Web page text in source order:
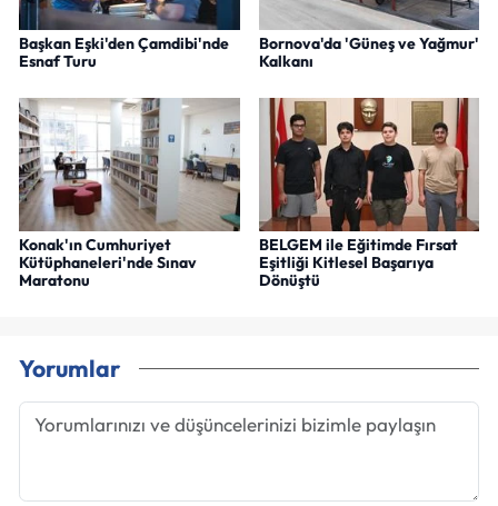
Başkan Eşki'den Çamdibi'nde
Esnaf Turu
Bornova'da 'Güneş ve Yağmur'
Kalkanı
Konak'ın Cumhuriyet
Kütüphaneleri'nde Sınav
Maratonu
BELGEM ile Eğitimde Fırsat
Eşitliği Kitlesel Başarıya
Dönüştü
Yorumlar